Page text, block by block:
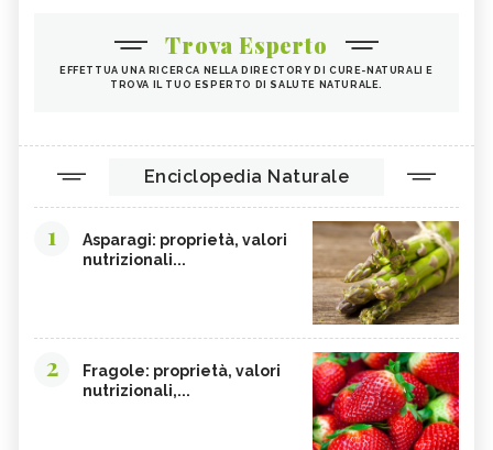
Trova Esperto
EFFETTUA UNA RICERCA NELLA DIRECTORY DI CURE-NATURALI E
TROVA IL TUO ESPERTO DI SALUTE NATURALE.
Enciclopedia Naturale
1
Asparagi: proprietà, valori
nutrizionali...
2
Fragole: proprietà, valori
nutrizionali,...